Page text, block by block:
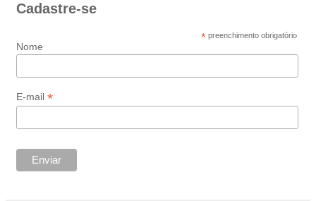
Cadastre-se
* preenchimento obrigatório
Nome
E-mail *